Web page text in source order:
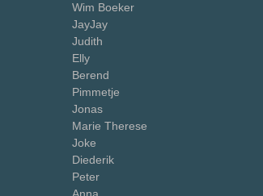
Wim Boeker
JayJay
Judith
Elly
Berend
Pimmetje
Jonas
Marie Therese
Joke
Diederik
Peter